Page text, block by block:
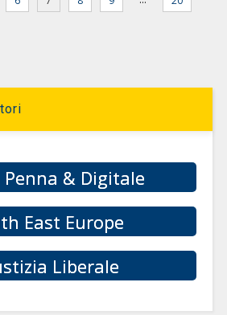
& Digitale
East Europe
Liberale